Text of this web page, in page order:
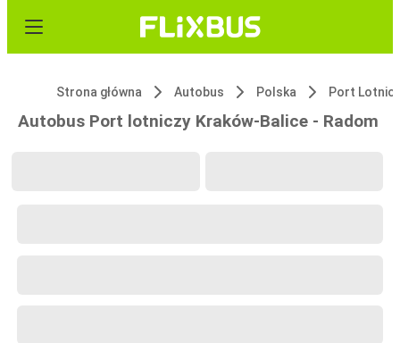
Strona główna Autobus Polska Port
Autobus Port lotniczy Kraków-Balice - Radom